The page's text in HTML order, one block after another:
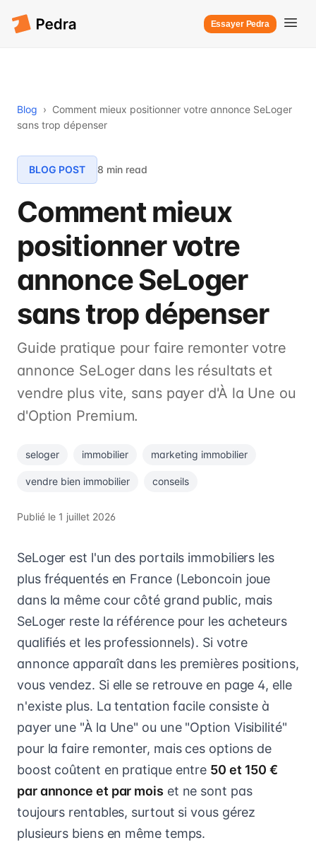
Essayer Pedra
Blog › Comment mieux positionner votre annonce SeLoger
sans trop dépenser
BLOG POST 8 min read
Comment mieux
positionner votre
annonce SeLoger
sans trop dépenser
Guide pratique pour faire remonter votre
annonce SeLoger dans les résultats et
vendre plus vite, sans payer d'À la Une ou
d'Option Premium.
seloger immobilier marketing immobilier
vendre bien immobilier conseils
Publié le 1 juillet 2026
SeLoger est l'un des portails immobiliers les
plus fréquentés en France (Leboncoin joue
dans la même cour côté grand public, mais
SeLoger reste la référence pour les acheteurs
qualifiés et les professionnels). Si votre
annonce apparaît dans les premières positions,
vous vendez. Si elle se retrouve en page 4, elle
n'existe plus. La tentation facile consiste à
payer une "À la Une" ou une "Option Visibilité"
pour la faire remonter, mais ces options de
boost coûtent en pratique entre 50 et 150 €
par annonce et par mois et ne sont pas
toujours rentables, surtout si vous gérez
plusieurs biens en même temps.